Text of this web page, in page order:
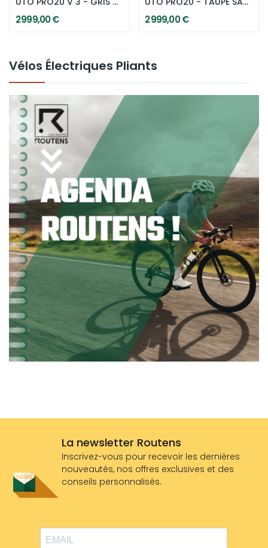
Vélos Électriques Pliants
2 999,00 € 2 999,00 €
La newsletter Routens
Inscrivez-vous pour recevoir les dernières
nouveautés, nos offres exclusives et des
conseils personnalisés.